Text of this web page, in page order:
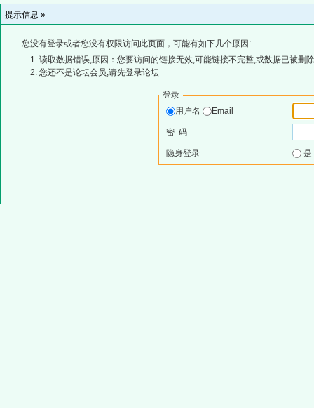
提示信息 »
您没有登录或者您没有权限访问此页面，可能有如下几个原因:
读取数据错误,原因：您要访问的链接无效,可能链接不完整,或数据已被删
您还不是论坛会员,请先登录论坛
登录
用户名
Email
密 码
隐身登录